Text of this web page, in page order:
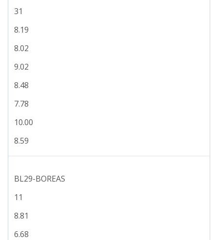
31
8.19
8.02
9.02
8.48
7.78
10.00
8.59
BL29-BOREAS
11
8.81
6.68